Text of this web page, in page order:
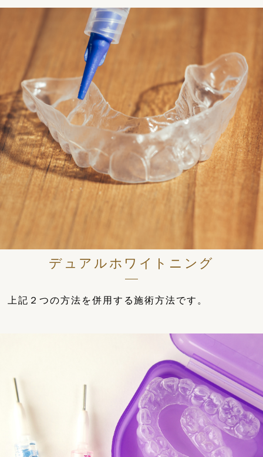
デュアルホワイトニング
上記２つの方法を併用する施術方法です。